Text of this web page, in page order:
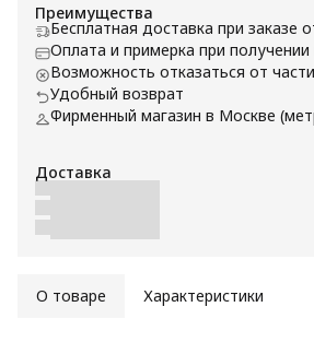
Преимущества
Бесплатная доставка при заказе
Оплата и примерка при
Возможность отказаться от
Удобный возврат
Фирменный магазин в Москве
Доставка
О товаре Характеристики